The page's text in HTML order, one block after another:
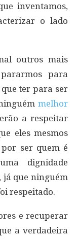
inventamos,
o lado
outros mais
para
ter para ser
melhor
a respeitar
eles mesmos
ser quem é
dignidade
já que ninguém
respeitado.
e recuperar
a verdadeira